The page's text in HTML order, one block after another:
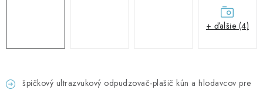
špičkový ultrazvukový odpudzovač-plašič kún a hlodavcov pre
+ ďalšie (4)